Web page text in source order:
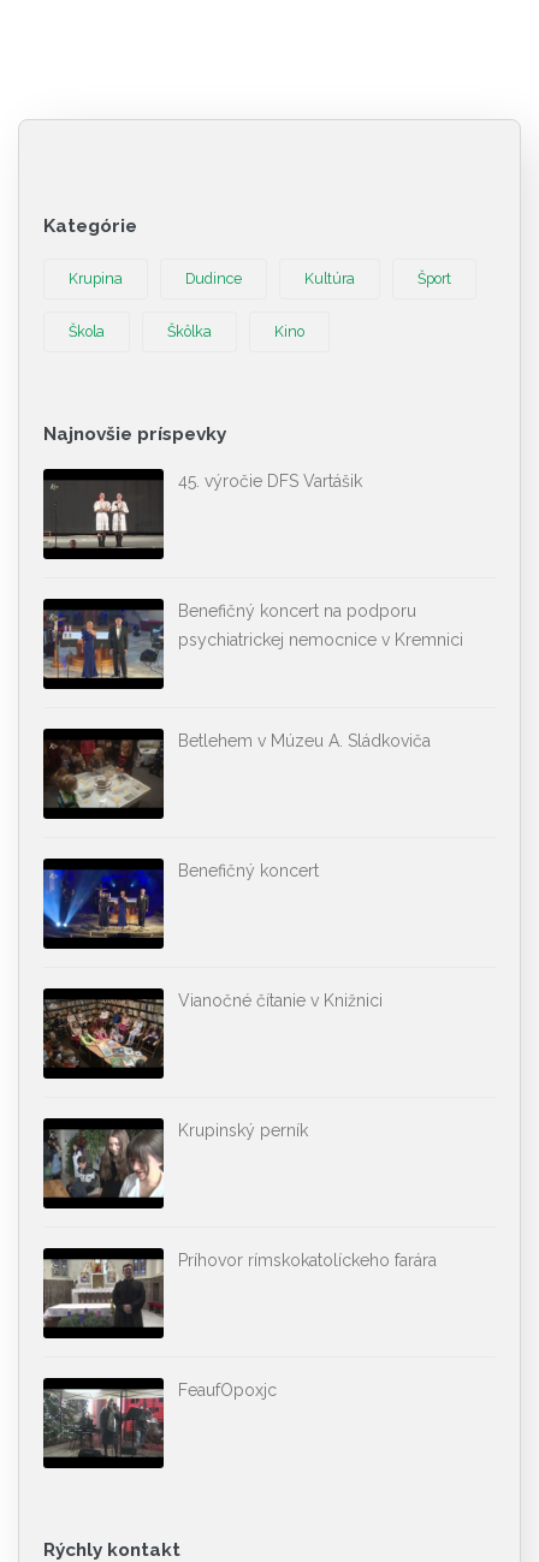
Kategórie
Krupina Dudince Kultúra Šport
Škola Škôlka Kino
Najnovšie príspevky
45. výročie DFS Vartášik
Benefičný koncert na podporu
psychiatrickej nemocnice v Kremnici
Betlehem v Múzeu A. Sládkoviča
Benefičný koncert
Vianočné čítanie v Knižnici
Krupinský perník
Príhovor rímskokatolíckeho farára
FeaufOpoxjc
Rýchly kontakt